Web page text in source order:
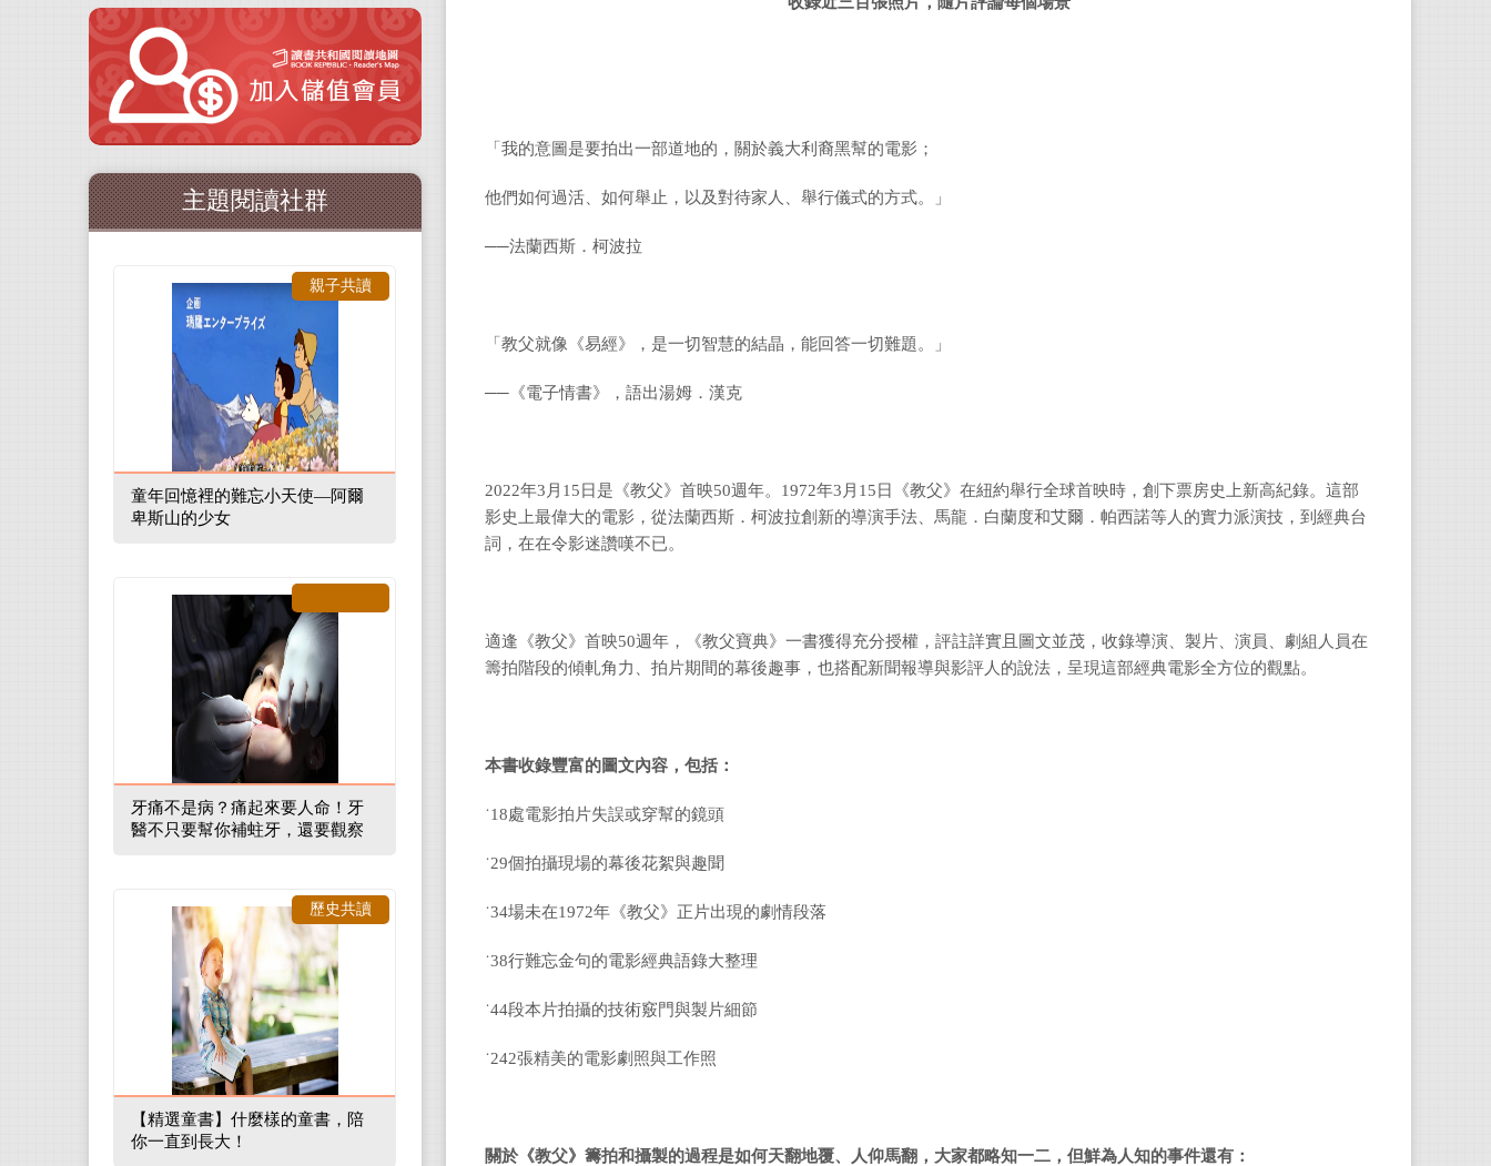
「我的意圖是要拍出一部道地的，關於義大利裔黑幫的電影；
他們如何過活、如何舉止，以及對待家人、舉行儀式的方式。」
──法蘭西斯．柯波拉
「教父就像《易經》，是一切智慧的結晶，能回答一切難題。」
──《電子情書》，語出湯姆．漢克
2022年3月15日是《教父》首映50週年。1972年3 月 15 日 《教父》在紐約舉行全球首映時 ，創下票房史上新高紀錄。這部
影史上最偉大的電影，從法蘭西斯．柯波拉創新的導演手法、馬龍．白蘭度和艾爾．帕西諾等人的實力派演技，到經典台
詞，在在令影迷讚嘆不已。
適逢《教父》首映50週年，
《教父寶典》一書獲得充分授權，評註詳實且圖文並茂，收錄導演、製片、演員、劇組人員在
籌拍階段的傾軋角力、拍片期間的幕後趣事，也搭配新聞報導與影評人的說法，呈現這部經典電影全方位的觀點。
本書收錄豐富的圖文內容，包括：
˙18處電影拍片失誤或穿幫的鏡頭
˙29個拍攝現場的幕後花絮與趣聞
˙34場未在1972年《教父》正片出現的劇情段落
˙38行難忘金句的電影經典語錄大整理
˙44段本片拍攝的技術竅門與製片細節
˙242張精美的電影劇照與工作照
關於《教父》籌拍和攝製的過程是如何天翻地覆、人仰馬翻，大家都略知一二，但鮮為人知的事件還有：
主題閱讀社群
童年回憶裡的難忘小天使—阿爾
卑斯山的少女
親子共讀
牙痛不是病？痛起來要人命！牙
醫不只要幫你補蛀牙，還要觀察
【精選童書】什麼樣的童書，陪
你一直到長大！
歷史共讀